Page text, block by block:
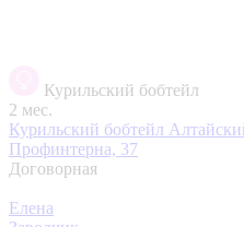
Курильский бобтейл
2 мес.
Курильский бобтейл
Профинтерна, 37
Договорная
Елена